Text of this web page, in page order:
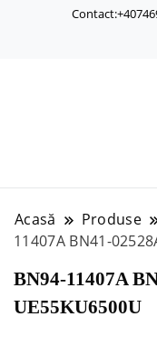
Acasă Produse
11407A BN41-
BN94-11407A
UE55KU6500U